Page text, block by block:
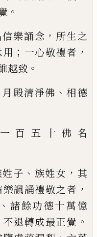
。
信樂誦念 ， 所生之
用 ； 一心敬禮者 ，
越致 。
月殿清淨佛 、 相德
百五十佛名
姓子 、 族姓女 ， 其
樂諷誦禮敬之者 ，
、 諸餘功德十萬億
不退轉成最正覺 。